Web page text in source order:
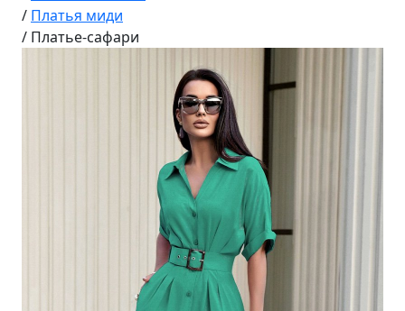
/ Платья миди
/ Платье-сафари